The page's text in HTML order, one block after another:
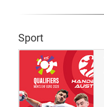
Sport